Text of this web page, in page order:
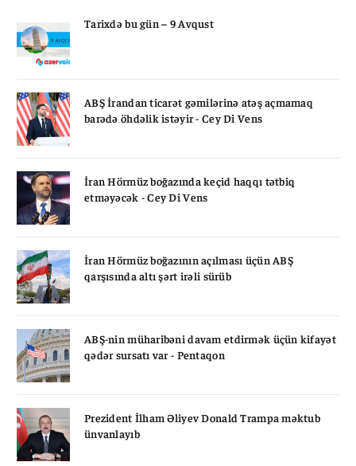
Tarixdə bu gün – 9 Avqust
ABŞ İrandan ticarət gəmilərinə atəş açmamaq
barədə öhdəlik istəyir - Cey Di Vens
İran Hörmüz boğazında keçid haqqı tətbiq
etməyəcək - Cey Di Vens
İran Hörmüz boğazının açılması üçün ABŞ
qarşısında altı şərt irəli sürüb
ABŞ-nin müharibəni davam etdirmək üçün kifayət
qədər sursatı var - Pentaqon
Prezident İlham Əliyev Donald Trampa məktub
ünvanlayıb